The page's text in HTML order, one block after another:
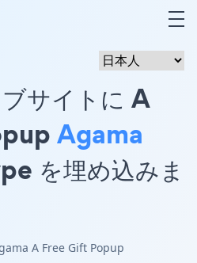
サイトに A
Agama
を埋め込みま
A Free Gift Popup